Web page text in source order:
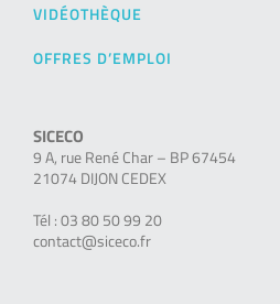
VIDÉOTHÈQUE
OFFRES D’EMPLOI
SICECO
9 A, rue René Char – BP 67454
21074 DIJON CEDEX
Tél : 03 80 50 99 20
contact@siceco.fr